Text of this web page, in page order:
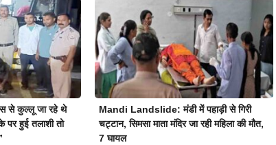
से कुल्लू जा रहे थे
पर हुई तलाशी तो
Mandi Landslide: मंडी में पहाड़ी से गिरी
चट्टान, सिमसा माता मंदिर जा रही महिला की मौत,
7 घायल